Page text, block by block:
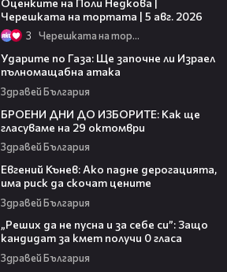
Оценките на Поли Недкова |
Черешката на тортата | 5 авг. 2026
3 Черешката на тортата
Ударите по Газа: Ще започне ли Израел
пълномащабна атака
Здравей България
БРОЕНИ ДНИ ДО ИЗБОРИТЕ: Как ще
гласуваме на 29 октомври
Здравей България
Евгений Кънев: Ако падне дерогацията,
има риск да скочат цените
Здравей България
„Реших да не пусна и за себе си”: Защо
кандидат за кмет получи 0 гласа
Здравей България